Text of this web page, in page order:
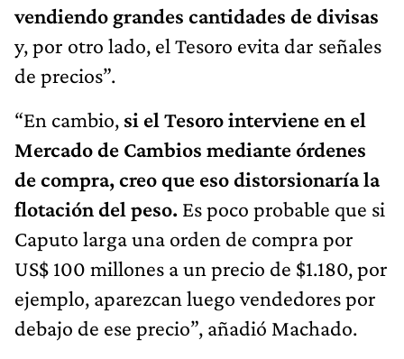
vendiendo grandes cantidades de divisas
y, por otro lado, el Tesoro evita dar señales
de precios”.
“En cambio, si el Tesoro interviene en el
Mercado de Cambios mediante órdenes
de compra, creo que eso distorsionaría la
flotación del peso. Es poco probable que si
Caputo larga una orden de compra por
US$ 100 millones a un precio de $1.180, por
ejemplo, aparezcan luego vendedores por
debajo de ese precio”, añadió Machado.